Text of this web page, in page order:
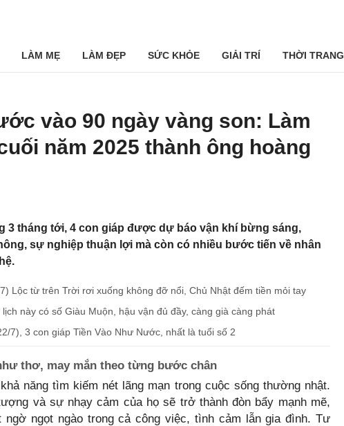
LÀM MẸ LÀM ĐẸP SỨC KHỎE GIẢI TRÍ THỜI TRANG
vào 90 ngày vàng son: Làm
năm 2025 thành ông hoàng
3 tháng tới, 4 con giáp được dự báo vận khí bừng sáng,
sự nghiệp thuận lợi mà còn có nhiều bước tiến về nhân
Lộc từ trên Trời rơi xuống không đỡ nổi, Chủ Nhật đếm tiền mỏi tay
này có số Giàu Muộn, hậu vận đủ đầy, càng già càng phát
7), 3 con giáp Tiền Vào Như Nước, nhất là tuổi số 2
thơ, may mắn theo từng bước chân
năng tìm kiếm nét lãng mạn trong cuộc sống thường nhật.
và sự nhạy cảm của họ sẽ trở thành đòn bẩy mạnh mẽ,
ngờ ngọt ngào trong cả công việc, tình cảm lẫn gia đình. Tư